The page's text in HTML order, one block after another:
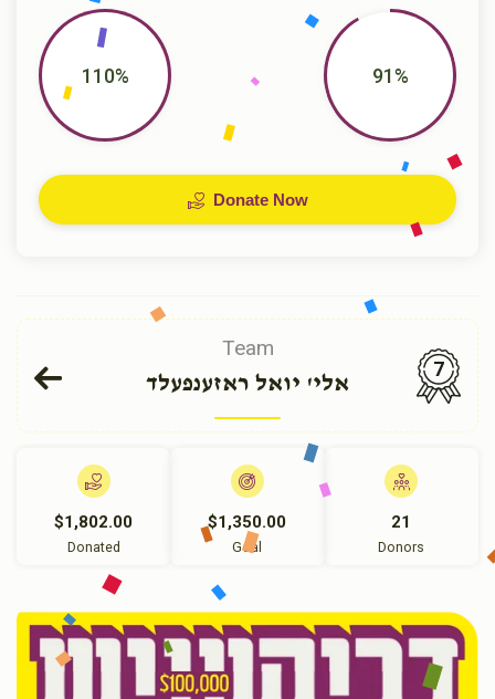
91%
110%
Donate Now
Team
אלי' יואל ראזענפעלד
7
$1,802.00
Donated
$1,350.00
Goal
21
Donors